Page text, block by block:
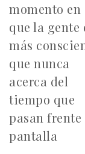
momento en
que la gente
más
que nunca
acerca del
tiempo que
pasan frente
pantalla